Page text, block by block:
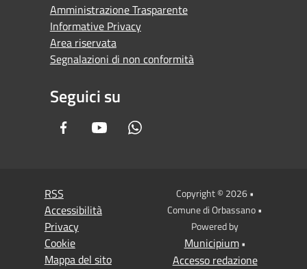
Amministrazione Trasparente
Informative Privacy
Area riservata
Segnalazioni di non conformità
Seguici su
FacebookYoutube
RSS
Accessibilità
Privacy
Cookie
Mappa del sito
Copyright © 2026 •
Comune di Orbassano •
Powered by
Municipium•
Accesso redazione